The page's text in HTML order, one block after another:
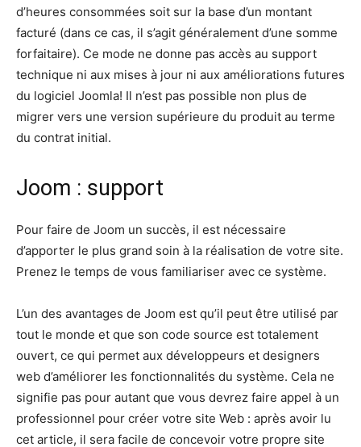
d’heures consommées soit sur la base d’un montant
facturé (dans ce cas, il s’agit généralement d’une somme
forfaitaire). Ce mode ne donne pas accès au support
technique ni aux mises à jour ni aux améliorations futures
du logiciel Joomla! Il n’est pas possible non plus de
migrer vers une version supérieure du produit au terme
du contrat initial.
Joom : support
Pour faire de Joom un succès, il est nécessaire
d’apporter le plus grand soin à la réalisation de votre site.
Prenez le temps de vous familiariser avec ce système.
L’un des avantages de Joom est qu’il peut être utilisé par
tout le monde et que son code source est totalement
ouvert, ce qui permet aux développeurs et designers
web d’améliorer les fonctionnalités du système. Cela ne
signifie pas pour autant que vous devrez faire appel à un
professionnel pour créer votre site Web : après avoir lu
cet article, il sera facile de concevoir votre propre site